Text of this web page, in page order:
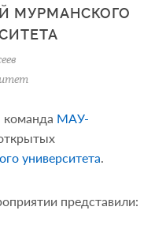
МУРМАНСКОГО
команда МАУ-
университета.
представили: